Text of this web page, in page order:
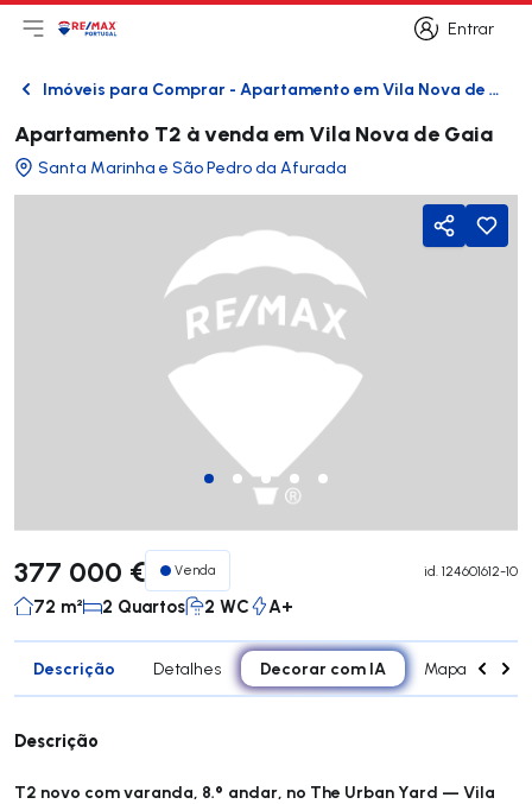
Entrar
Entrar
Abri menu principal
LogoIr para página inicial
Voltar Imóveis para Comprar - Apartamento em Vila Nova de Gaia
Apartamento T2 à venda em Vila Nova de Gaia
Santa Marinha e São Pedro da Afurada
Partilhar
377 000 € Venda id. 124601612-10
72 m² 2 Quartos 2 WC A+
Descrição Detalhes Decorar com IA Mapa
Descrição
T2 novo com varanda, 8.º andar, no The Urban Yard — Vila